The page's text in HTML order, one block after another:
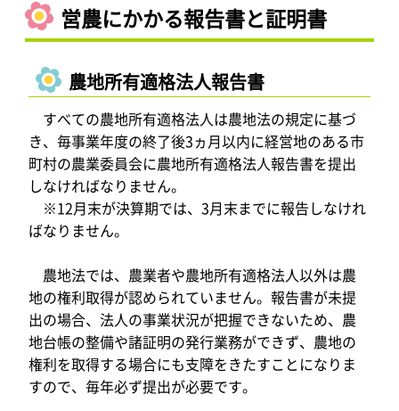
営農にかかる報告書と証明書
農地所有適格法人報告書
すべての農地所有適格法人は農地法の規定に基づ
き、毎事業年度の終了後3ヵ月以内に経営地のある市
町村の農業委員会に農地所有適格法人報告書を提出
しなければなりません。
※12月末が決算期では、3月末までに報告しなけれ
ばなりません。
農地法では、農業者や農地所有適格法人以外は農
地の権利取得が認められていません。報告書が未提
出の場合、法人の事業状況が把握できないため、農
地台帳の整備や諸証明の発行業務ができず、農地の
権利を取得する場合にも支障をきたすことになりま
すので、毎年必ず提出が必要です。